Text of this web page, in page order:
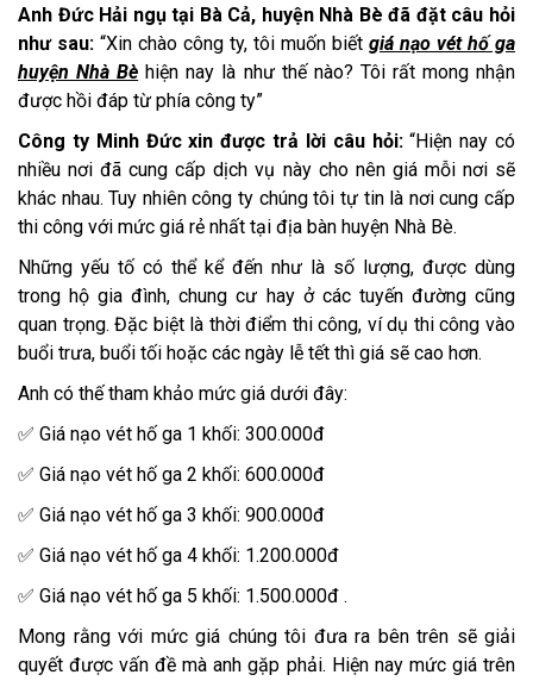
Anh Đức Hải ngụ tại Bà Cả, huyện Nhà Bè đã đặt câu hỏi
như sau: “Xin chào công ty, tôi muốn biết giá nạo vét hố ga
huyện Nhà Bè hiện nay là như thế nào? Tôi rất mong nhận
được hồi đáp từ phía công ty”
Công ty Minh Đức xin được trả lời câu hỏi:“Hiện nay có
nhiều nơi đã cung cấp dịch vụ này cho nên giá mỗi nơi sẽ
khác nhau. Tuy nhiên công ty chúng tôi tự tin là nơi cung cấp
thi công với mức giá rẻ nhất tại địa bàn huyện Nhà Bè.
Những yếu tố có thể kể đến như là số lượng, được dùng
trong hộ gia đình, chung cư hay ở các tuyến đường cũng
quan trọng. Đặc biệt là thời điểm thi công, ví dụ thi công vào
buổi trưa, buổi tối hoặc các ngày lễ tết thì giá sẽ cao hơn.
Anh có thế tham khảo mức giá dưới đây:
✅ Giá nạo vét hố ga 1 khối: 300.000đ
✅ Giá nạo vét hố ga 2 khối: 600.000đ
✅ Giá nạo vét hố ga 3 khối: 900.000đ
✅ Giá nạo vét hố ga 4 khối: 1.200.000đ
✅ Giá nạo vét hố ga 5 khối: 1.500.000đ .
Mong rằng với mức giá chúng tôi đưa ra bên trên sẽ giải
quyết được vấn đề mà anh gặp phải. Hiện nay mức giá trên